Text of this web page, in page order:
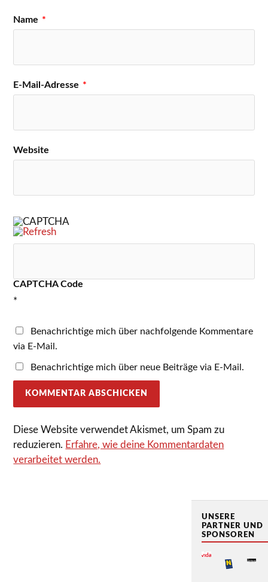
Name *
E-Mail-Adresse *
Website
CAPTCHA Code
*
Benachrichtige mich über nachfolgende Kommentare
via E-Mail.
Benachrichtige mich über neue Beiträge via E-Mail.
Diese Website verwendet Akismet, um Spam zu
reduzieren. Erfahre, wie deine Kommentardaten
verarbeitet werden.
UNSERE
PARTNER UND
SPONSOREN